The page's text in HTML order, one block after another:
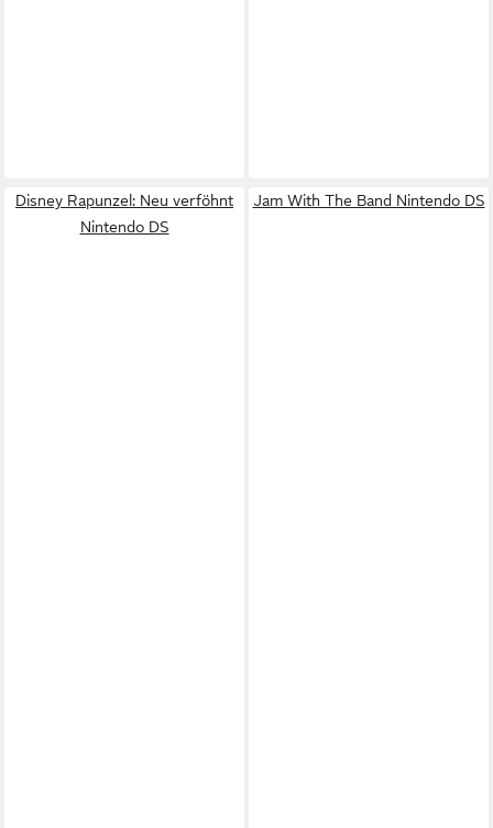
Disney Rapunzel: Neu verföhnt
Nintendo DS
Jam With The Band Nintendo DS